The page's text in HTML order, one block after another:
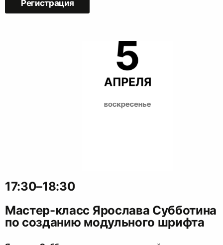
Регистрация
17:30–18:30
Мастер-класс Ярослава Субботина
по созданию модульного шрифта